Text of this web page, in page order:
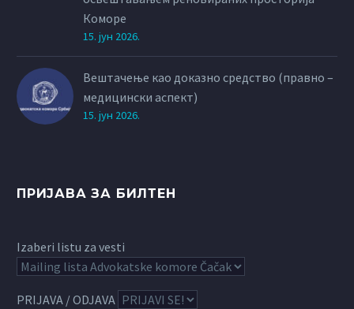
Коморе
15. јун 2026.
Вештачење као доказно средство (правно –
медицински аспект)
15. јун 2026.
ПРИЈАВА ЗА БИЛТЕН
Izaberi listu za vesti
PRIJAVA / ODJAVA